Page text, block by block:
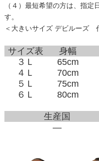
（４）最短希望の方は、指定
す。
＜大きいサイズ デビルーズ
サイズ表 身幅
３Ｌ
65cm
４Ｌ
70cm
５Ｌ
75cm
６Ｌ
80cm
生産国
―